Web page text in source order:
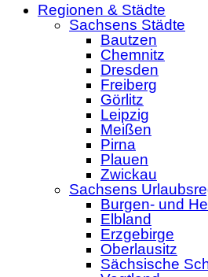
Regionen & Städte
Sachsens Städte
Bautzen
Chemnitz
Dresden
Freiberg
Görlitz
Leipzig
Meißen
Pirna
Plauen
Zwickau
Sachsens
Burgen- und
Elbland
Erzgebirge
Oberlausitz
Sächsische